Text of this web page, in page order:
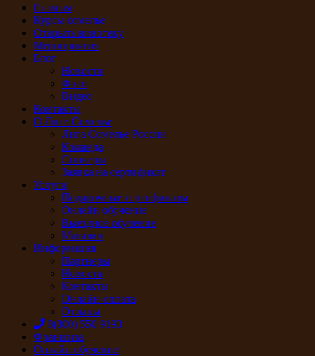
Главная
Курсы сомелье
Открыть винотеку
Мероприятия
Блог
Новости
Фото
Видео
Контакты
О Лиге Сомелье
Лига Сомелье России
Команда
Спикеры
Заявка на сертификат
Услуги
Подарочные сертификаты
Онлайн обучение
Выездное обучение
Магазин
Информация
Партнеры
Новости
Контакты
Онлайн-оплата
Отзывы
8(800) 550 9193
Франшиза
Онлайн обучение